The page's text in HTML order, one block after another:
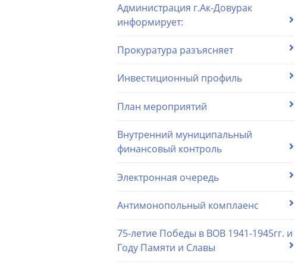
Администрация г.Ак-Довурак
информирует:
Прокуратура разъясняет
Инвестиционный профиль
План мероприятий
Внутренний муниципальный
финансовый контроль
Электронная очередь
Антимонопольный комплаенс
75-летие Победы в ВОВ 1941-1945гг. и
Году Памяти и Славы